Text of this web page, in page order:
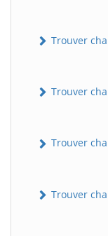
Trouver
Trouver
Trouver
Trouver